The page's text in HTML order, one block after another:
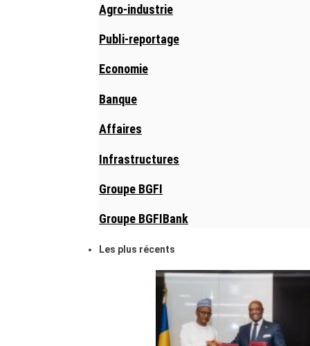
Agro-industrie
Publi-reportage
Economie
Banque
Affaires
Infrastructures
Groupe BGFI
Groupe BGFIBank
Les plus récents